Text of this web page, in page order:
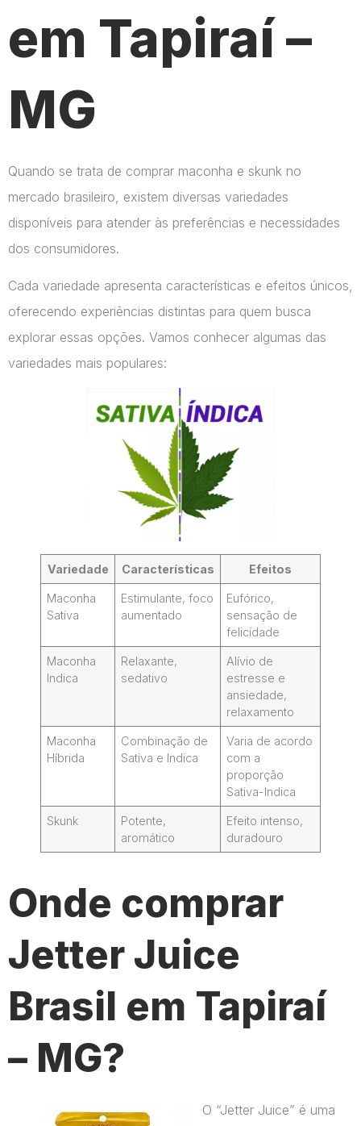
em Tapiraí –
MG
Quando se trata de comprar maconha e skunk no
mercado brasileiro, existem diversas variedades
disponíveis para atender às preferências e necessidades
dos consumidores.
Cada variedade apresenta características e efeitos únicos,
oferecendo experiências distintas para quem busca
explorar essas opções. Vamos conhecer algumas das
variedades mais populares:
Variedade Características Efeitos
Maconha
Sativa
Estimulante, foco
aumentado
Eufórico,
sensação de
felicidade
Maconha
Indica
Relaxante,
sedativo
Alívio de
estresse e
ansiedade,
relaxamento
Maconha
Híbrida
Combinação de
Sativa e Indica
Varia de acordo
com a
proporção
Sativa-Indica
Skunk
Potente,
aromático
Efeito intenso,
duradouro
Onde comprar
Jetter Juice
Brasil em Tapiraí
– MG?
O “Jetter Juice” é uma